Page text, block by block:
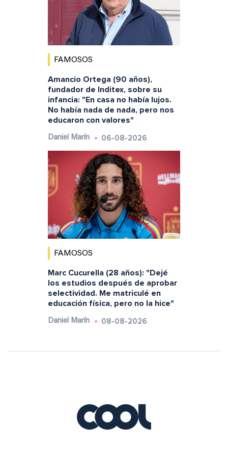
FAMOSOS
Amancio Ortega (90 años),
fundador de Inditex, sobre su
infancia: "En casa no había lujos.
No había nada de nada, pero nos
educaron con valores"
Daniel Marín 06-08-2026
FAMOSOS
Marc Cucurella (28 años): "Dejé
los estudios después de aprobar
selectividad. Me matriculé en
educación física, pero no la hice"
Daniel Marín 08-08-2026